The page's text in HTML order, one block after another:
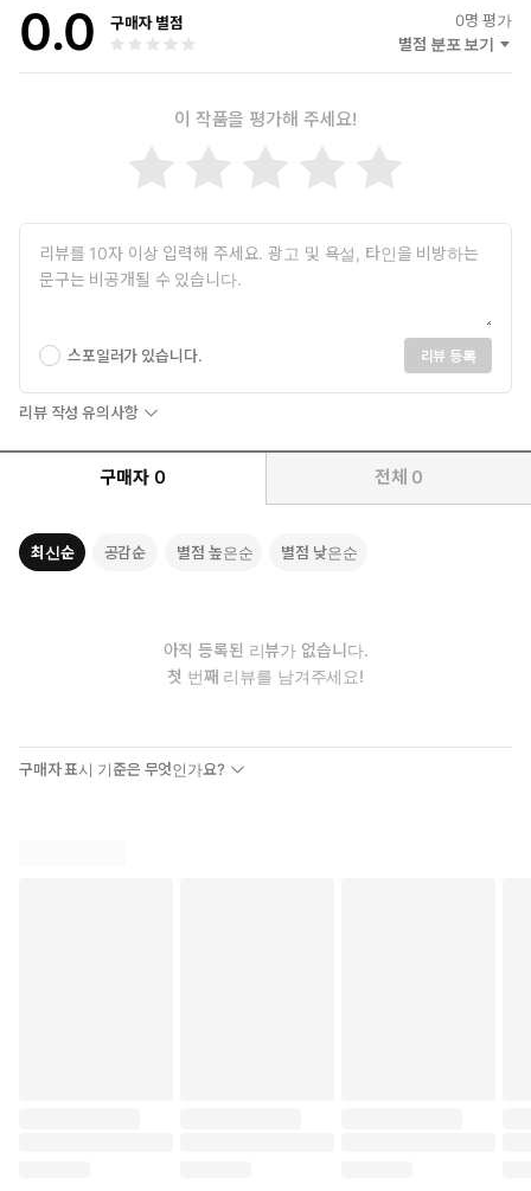
논리는 단순하다. 인플루언서에게는 팬이 있다. 팬에게는 문제가
있다. 당신이 그 문제를 해결하는 도구를 만들어 인플루언서에
해결하고, 인플루언서는 가치 있는 콘텐츠를 얻고, 당신은 수익
삼자가 모두 이득을 본다. 기생이되 착취가 아니다. 공생이다.
여기서 이 책의 진짜 가치가 드러난다. 저자는 코딩을 모르는 사람
하다.
비밀은 '프롬프트'에 있다. AI에게 올바른 질문을 던지면, AI는 올바
른 답을 내놓는다. 문제는 대부분의 사람이 올바른 질문을 모른다는
그러나 "20년 경력의 카피라이터처럼, 30대 주부가 클릭할 수밖에
없는 감성적인 톤으로, 공감-문제-해결 구조에 맞춰 글을 써라"라고
이 책은 그 '올바른 질문'을 알려준다. 더 나아가, 질문을 만드는 질문
까지 알려준다. 저자는 이를 '메타 프롬프트 해킹'이라 부른다. AI에
그린다.
0.0 구매자 별점 0명 평가
별점 분포 보기
이 작품을 평가해 주세요!
스포일러가 있습니다. 리뷰 등록
리뷰 작성 유의사항
구매자 0 전체 0
최신순 공감순 별점 높은순 별점 낮은순
아직 등록된 리뷰가 없습니다.
첫 번째 리뷰를 남겨주세요!
구매자 표시 기준은 무엇인가요?